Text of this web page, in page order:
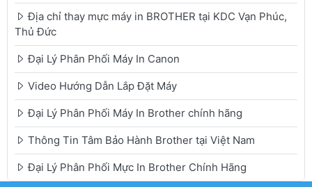
Địa chỉ thay mực máy in BROTHER tại KDC Vạn Phúc,
Thủ Đức
Đại Lý Phân Phối Máy In Canon
Video Hướng Dẫn Lắp Đặt Máy
Đại Lý Phân Phối Máy In Brother chính hãng
Thông Tin Tâm Bảo Hành Brother tại Việt Nam
Đại Lý Phân Phối Mực In Brother Chính Hãng